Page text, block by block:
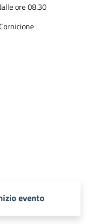
ore 08.30
evento